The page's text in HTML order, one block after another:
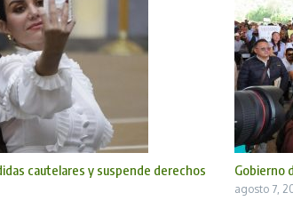
cautelares y suspende derechos
Gobierno
agosto 7,